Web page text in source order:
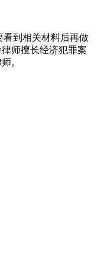
到相关材料后再做
师擅长经济犯罪案
。